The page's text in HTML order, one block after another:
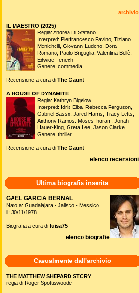
archivio
IL MAESTRO (2025)
Regia: Andrea Di Stefano
Interpreti: Pierfrancesco Favino, Tiziano
Menichelli, Giovanni Ludeno, Dora
Romano, Paolo Briguglia, Valentina Bellè,
Edwige Fenech
Genere: commedia
Recensione a cura di The Gaunt
A HOUSE OF DYNAMITE
Regia: Kathryn Bigelow
Interpreti: Idris Elba, Rebecca Ferguson,
Gabriel Basso, Jared Harris, Tracy Letts,
Anthony Ramos, Moses Ingram, Jonah
Hauer-King, Greta Lee, Jason Clarke
Genere: thriller
Recensione a cura di The Gaunt
elenco recensioni
Ultima biografia inserita
GAEL GARCIA BERNAL
Nato a: Guadalajara - Jalisco - Messico
il: 30/11/1978
Biografia a cura di luisa75
elenco biografie
Casualmente dall'archivio
THE MATTHEW SHEPARD STORY
regia di Roger Spottiswoode